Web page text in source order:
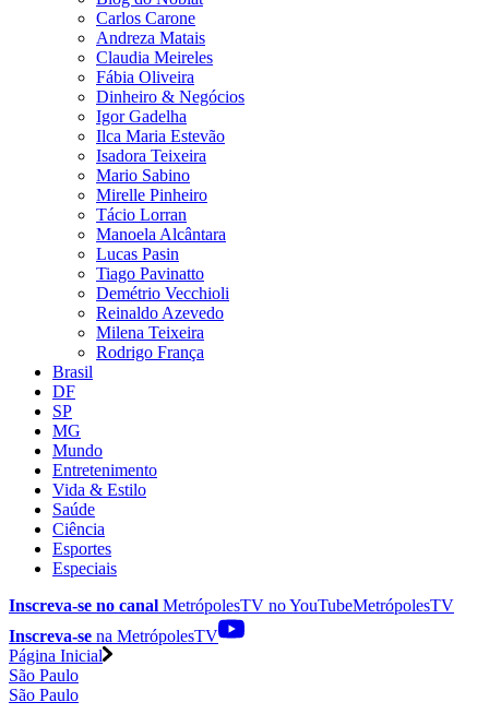
Carlos Carone
Andreza Matais
Claudia Meireles
Fábia Oliveira
Dinheiro & Negócios
Igor Gadelha
Ilca Maria Estevão
Isadora Teixeira
Mario Sabino
Mirelle Pinheiro
Tácio Lorran
Manoela Alcântara
Lucas Pasin
Tiago Pavinatto
Demétrio Vecchioli
Reinaldo Azevedo
Milena Teixeira
Rodrigo França
Brasil
DF
SP
MG
Mundo
Entretenimento
Vida & Estilo
Saúde
Ciência
Esportes
Especiais
Inscreva-se no canal MetrópolesTV noYouTubeMetrópolesTV
Inscreva-se na MetrópolesTV
Página Inicial
São Paulo
São Paulo